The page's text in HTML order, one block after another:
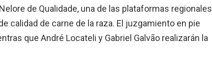
de Qualidade, una de las plataformas regionales
calidad de carne de la raza. El juzgamiento en pie
que André Locateli y Gabriel Galvão realizarán la